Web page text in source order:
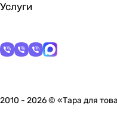
Услуги
2010 - 2026 © «Тара для